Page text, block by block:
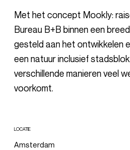
Met het concept Mookly:
Bureau B+B binnen een
gesteld aan het ontwikkelen
een natuur inclusief
verschillende manieren veel
voorkomt.
LOCATIE
Amsterdam